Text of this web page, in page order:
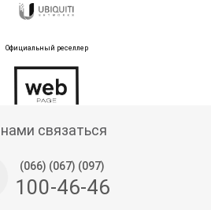
Официальный реселлер
связаться
(066) (067) (097)
100-46-46